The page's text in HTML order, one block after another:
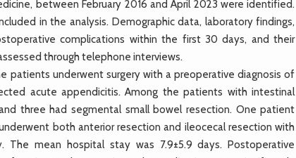
between February 2016 and April 2023 were identified.
in the analysis. Demographic data, laboratory findings,
complications within the first 30 days, and their
through telephone interviews.
patients underwent surgery with a preoperative diagnosis of
acute appendicitis. Among the patients with intestinal
three had segmental small bowel resection. One patient
both anterior resection and ileocecal resection with
mean hospital stay was 7.9±5.9 days. Postoperative